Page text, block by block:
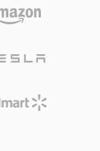
, 표준화된
는 라이브 방
압축을 사
을 제공하여,
간을 가능하게
송 스타일의